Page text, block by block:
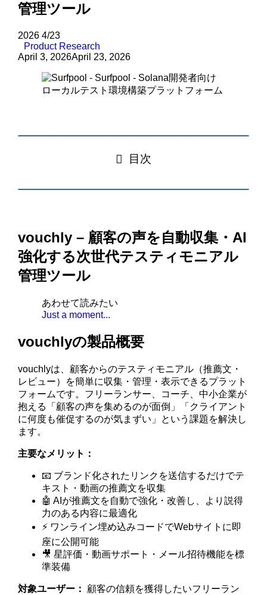
管理ツール
2026 4/23
Product Research
April 3, 2026April 23, 2026
目次
vouchly – 顧客の声を自動収集・AI
強化する次世代テスティモニアル
管理ツール
あわせて読みたい
Just a moment...
vouchlyの製品概要
vouchlyは、顧客からのテスティモニアル（推薦文・
レビュー）を簡単に収集・管理・表示できるプラット
フォームです。フリーランサー、コーチ、中小企業が
抱える「顧客の声を集めるのが面倒」「クライアント
に何度も催促するのが気まずい」という課題を解決し
ます。
主要なメリット：
📧 ブランド化されたリンクを送信するだけでテ
キスト・動画の推薦文を収集
🤖 AIが推薦文を自動で強化・改善し、より説得
力のある内容に最適化
⚡ ワンライン埋め込みコードでWebサイトに即
座に公開可能
🎥 星評価・動画サポート・メール招待機能を標
準装備
対象ユーザー：
顧客の信頼を獲得したいフリーラン